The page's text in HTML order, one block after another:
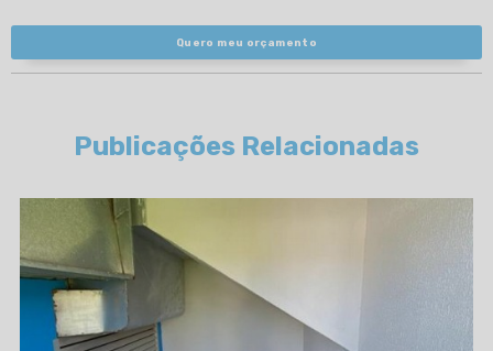
Quero meu orçamento
Publicações Relacionadas